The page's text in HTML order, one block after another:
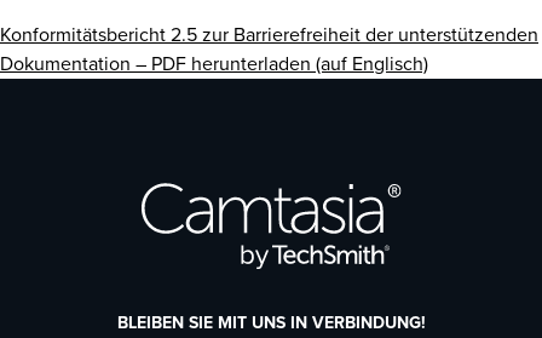
Konformitätsbericht 2.5 zur Barrierefreiheit der unterstützenden
Dokumentation – PDF herunterladen (auf Englisch)
BLEIBEN SIE MIT UNS IN VERBINDUNG!